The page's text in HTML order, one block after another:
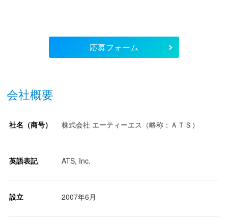
応募フォーム
会社概要
社名（商号） 株式会社 エーティーエス（略称：ＡＴＳ）
英語表記 ATS, Inc.
設立 2007年6月